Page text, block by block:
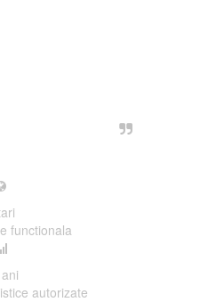
functionala
ani
autorizate